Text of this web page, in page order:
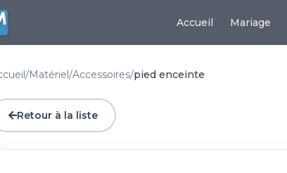
Accueil Mariage
/Matériel/Accessoires/pied enceinte
Retour à la liste